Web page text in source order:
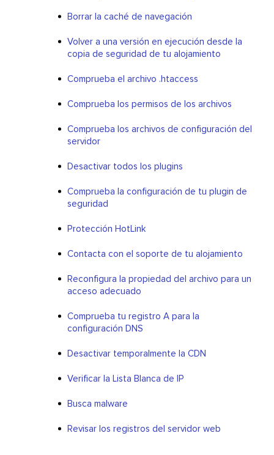
Borrar la caché de navegación
Volver a una versión en ejecución desde la
copia de seguridad de tu alojamiento
Comprueba el archivo .htaccess
Comprueba los permisos de los archivos
Comprueba los archivos de configuración del
servidor
Desactivar todos los plugins
Comprueba la configuración de tu plugin de
seguridad
Protección HotLink
Contacta con el soporte de tu alojamiento
Reconfigura la propiedad del archivo para un
acceso adecuado
Comprueba tu registro A para la
configuración DNS
Desactivar temporalmente la CDN
Verificar la Lista Blanca de IP
Busca malware
Revisar los registros del servidor web